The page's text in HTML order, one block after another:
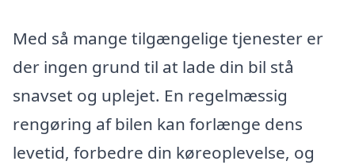
Med så mange tilgængelige tjenester er
der ingen grund til at lade din bil stå
snavset og uplejet. En regelmæssig
rengøring af bilen kan forlænge dens
levetid, forbedre din køreoplevelse, og